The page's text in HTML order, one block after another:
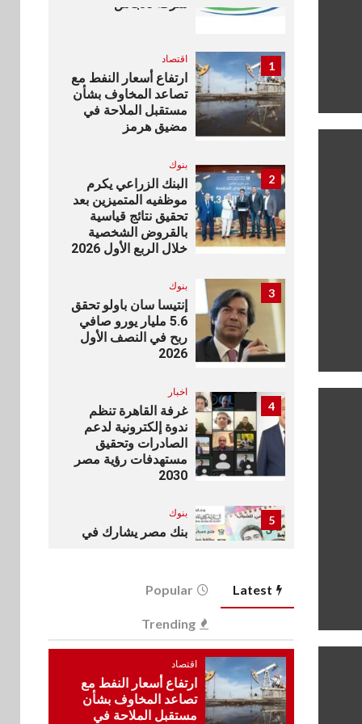
شركة ناتجاس
1 اقتصاد
ارتفاع أسعار النفط مع
تصاعد المخاوف بشأن
مستقبل الملاحة في
مضيق هرمز
2
بنوك
البنك الزراعي يكرم
موظفيه المتميزين بعد
تحقيق نتائج قياسية
بالقروض الشخصية
خلال الربع الأول 2026
3 بنوك
إنتيسا سان باولو تحقق
5.6 مليار يورو صافي
ربح في النصف الأول
2026
4
اخبار
غرفة القاهرة تنظم
ندوة إلكترونية لدعم
الصادرات وتحقيق
مستهدفات رؤية مصر
2030
5 بنوك
بنك مصر يشارك في
بنوك
بنك QNB مصر يعزز
الصغيرة والمتوسطة
للنمو والتوسع
Latest
Popular
Trending
اقتصاد
ارتفاع أسعار النفط مع
تصاعد المخاوف بشأن
مستقبل الملاحة في